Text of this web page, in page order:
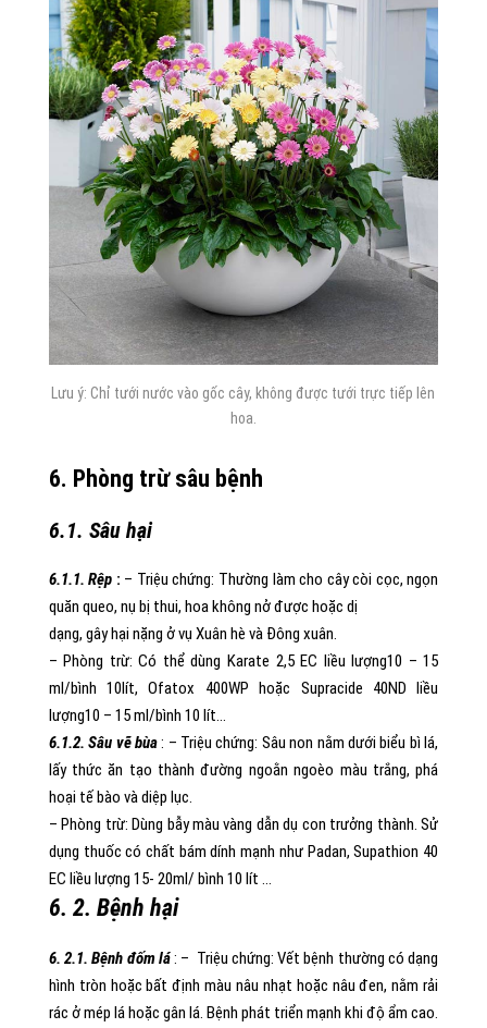
Lưu ý: Chỉ tưới nước vào gốc cây, không được tưới trực tiếp lên
hoa.
6. Phòng trừ sâu bệnh
6.1. Sâu hại
6.1.1. Rệp : – Triệu chứng: Thường làm cho cây còi cọc, ngọn
quăn queo, nụ bị thui, hoa không nở được hoặc dị
dạng, gây hại nặng ở vụ Xuân hè và Đông xuân.
– Phòng trừ: Có thể dùng Karate 2,5 EC liều lượng10 – 15
ml/bình 10lít, Ofatox 400WP hoặc Supracide 40ND liều
lượng10 – 15 ml/bình 10 lít…
6.1.2. Sâu vẽ bùa: – Triệu chứng: Sâu non nằm dưới biểu bì lá,
lấy thức ăn tạo thành đường ngoằn ngoèo màu trắng, phá
hoại tế bào và diệp lục.
– Phòng trừ: Dùng bẫy màu vàng dẫn dụ con trưởng thành. Sử
dụng thuốc có chất bám dính mạnh như Padan, Supathion 40
EC liều lượng 15- 20ml/ bình 10 lít …
6. 2. Bệnh hại
6. 2.1. Bệnh đốm lá: – Triệu chứng: Vết bệnh thường có dạng
hình tròn hoặc bất định màu nâu nhạt hoặc nâu đen, nằm rải
rác ở mép lá hoặc gân lá. Bệnh phát triển mạnh khi độ ẩm cao.